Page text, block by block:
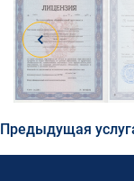
Предыдущая